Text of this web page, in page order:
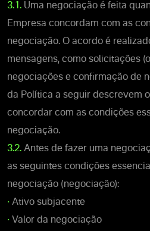
3.1. Uma negociação é feita
Empresa concordam com as
negociação. O acordo é
mensagens, como solicitações
negociações e confirmação de
da Política a seguir descrevem
concordar com as condições
negociação.
3.2. Antes de fazer uma
as seguintes condições
negociação (negociação):
• Ativo subjacente
• Valor da negociação